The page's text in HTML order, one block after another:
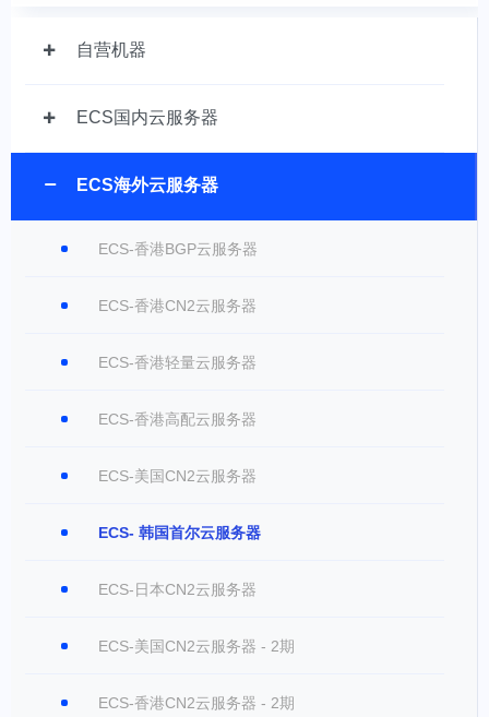
自营机器
ECS国内云服务器
ECS海外云服务器
ECS-香港BGP云服务器
ECS-香港CN2云服务器
ECS-香港轻量云服务器
ECS-香港高配云服务器
ECS-美国CN2云服务器
ECS- 韩国首尔云服务器
ECS-日本CN2云服务器
ECS-美国CN2云服务器 - 2期
ECS-香港CN2云服务器 - 2期